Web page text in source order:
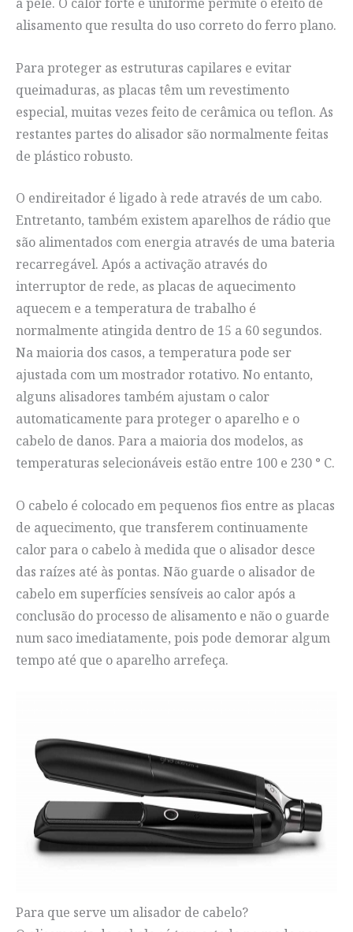
alisamento que resulta do uso correto do ferro plano.
Para proteger as estruturas capilares e evitar
queimaduras, as placas têm um revestimento
especial, muitas vezes feito de cerâmica ou teflon. As
restantes partes do alisador são normalmente feitas
de plástico robusto.
O endireitador é ligado à rede através de um cabo.
Entretanto, também existem aparelhos de rádio que
são alimentados com energia através de uma bateria
recarregável. Após a activação através do
interruptor de rede, as placas de aquecimento
aquecem e a temperatura de trabalho é
normalmente atingida dentro de 15 a 60 segundos.
Na maioria dos casos, a temperatura pode ser
ajustada com um mostrador rotativo. No entanto,
alguns alisadores também ajustam o calor
automaticamente para proteger o aparelho e o
cabelo de danos. Para a maioria dos modelos, as
temperaturas selecionáveis estão entre 100 e 230 ° C.
O cabelo é colocado em pequenos fios entre as placas
de aquecimento, que transferem continuamente
calor para o cabelo à medida que o alisador desce
das raízes até às pontas. Não guarde o alisador de
cabelo em superfícies sensíveis ao calor após a
conclusão do processo de alisamento e não o guarde
num saco imediatamente, pois pode demorar algum
tempo até que o aparelho arrefeça.
Para que serve um alisador de cabelo?